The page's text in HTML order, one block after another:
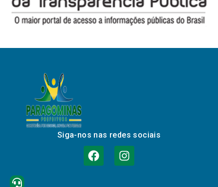
Siga-nos nas redes sociais